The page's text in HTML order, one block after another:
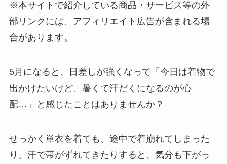
※本サイトで紹介している商品・サービス等の外
部リンクには、アフィリエイト広告が含まれる場
合があります。
5月になると、日差しが強くなって「今日は着物で
出かけたいけど、暑くて汗だくになるのが心
配…」と感じたことはありませんか？
せっかく単衣を着ても、途中で着崩れてしまった
り、汗で帯がずれてきたりすると、気分も下がっ